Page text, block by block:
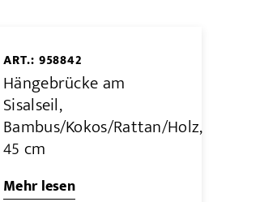
ART.: 958842
Hängebrücke am
Sisalseil,
Bambus/Kokos/Rattan/Holz,
45 cm
Mehr lesen